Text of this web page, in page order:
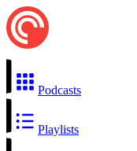
Podcasts
Playlists